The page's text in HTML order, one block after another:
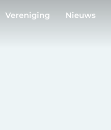
Vereniging Nieuws